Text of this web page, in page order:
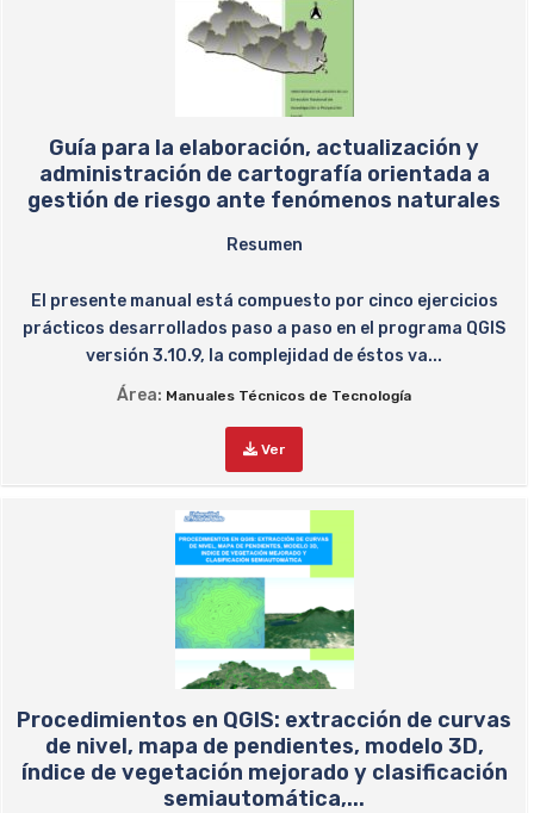
Guía para la elaboración, actualización y
administración de cartografía orientada a
gestión de riesgo ante fenómenos naturales
Resumen
El presente manual está compuesto por cinco ejercicios
prácticos desarrollados paso a paso en el programa QGIS
versión 3.10.9, la complejidad de éstos va...
Área: Manuales Técnicos de Tecnología
Ver
Procedimientos en QGIS: extracción de curvas
de nivel, mapa de pendientes, modelo 3D,
índice de vegetación mejorado y clasificación
semiautomática,...